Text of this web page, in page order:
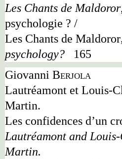
Les Chants de Maldoror
psychologie ? /
Les Chants de Maldoror
psychology?
165
Giovanni Berjola
Lautréamont et Louis-
Martin.
Les confidences d’un
Lautréamont and
Martin.